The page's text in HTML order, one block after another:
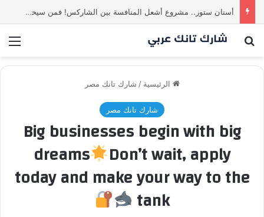
أسنان ستور.. مشروع أشعل المنافسة بين الشاركس! فمن سيحسم الصفقة في النهاية؟ |شارك تانك العراق
بحث عن
الرئيسية / شارك تانك مصر
شارك تانك مصر
Big businesses begin with big
dreams Don’t wait, apply
today and make your way to the
tank